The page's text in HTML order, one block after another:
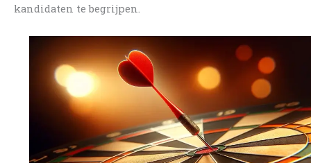
kandidaten te begrijpen.